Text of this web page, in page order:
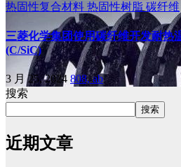
热固性复合材料 热固性树脂 碳纤维
三菱化学集团使用碳纤维开发耐热
(C/SiC)
3 月 25, 2024 808, ab
搜索
搜索
近期文章